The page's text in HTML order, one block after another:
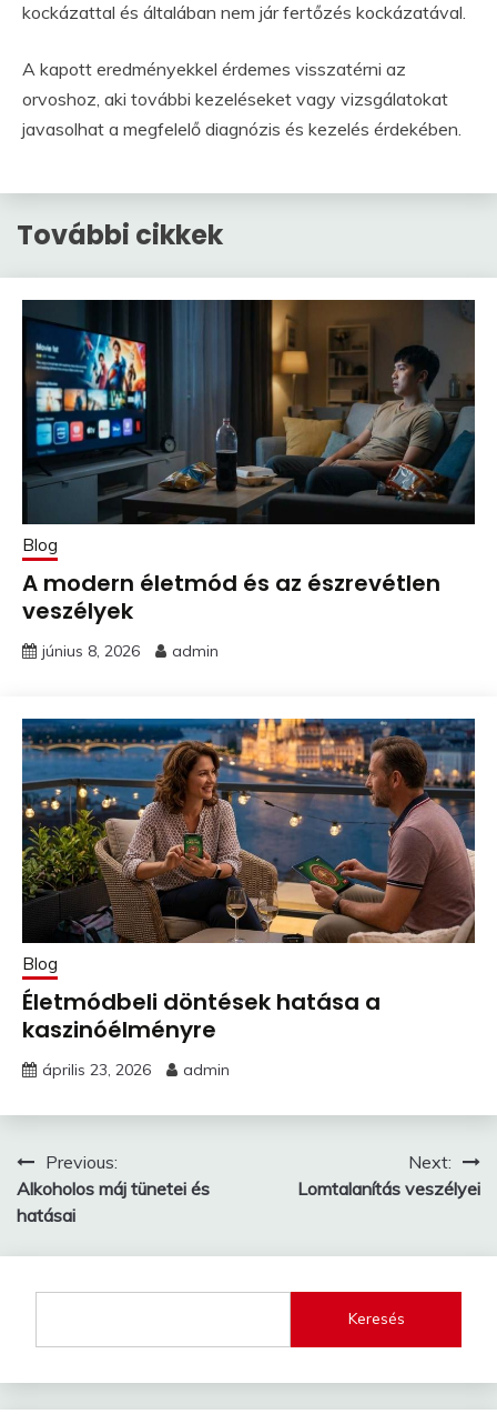
kockázattal és általában nem jár fertőzés kockázatával.
A kapott eredményekkel érdemes visszatérni az
orvoshoz, aki további kezeléseket vagy vizsgálatokat
javasolhat a megfelelő diagnózis és kezelés érdekében.
További cikkek
Blog
A modern életmód és az észrevétlen
veszélyek
június 8, 2026 admin
Blog
Életmódbeli döntések hatása a
kaszinóélményre
április 23, 2026 admin
Bejegyzés
navigáció
Previous:
Alkoholos máj tünetei és
hatásai
Next:
Lomtalanítás veszélyei
Keresés